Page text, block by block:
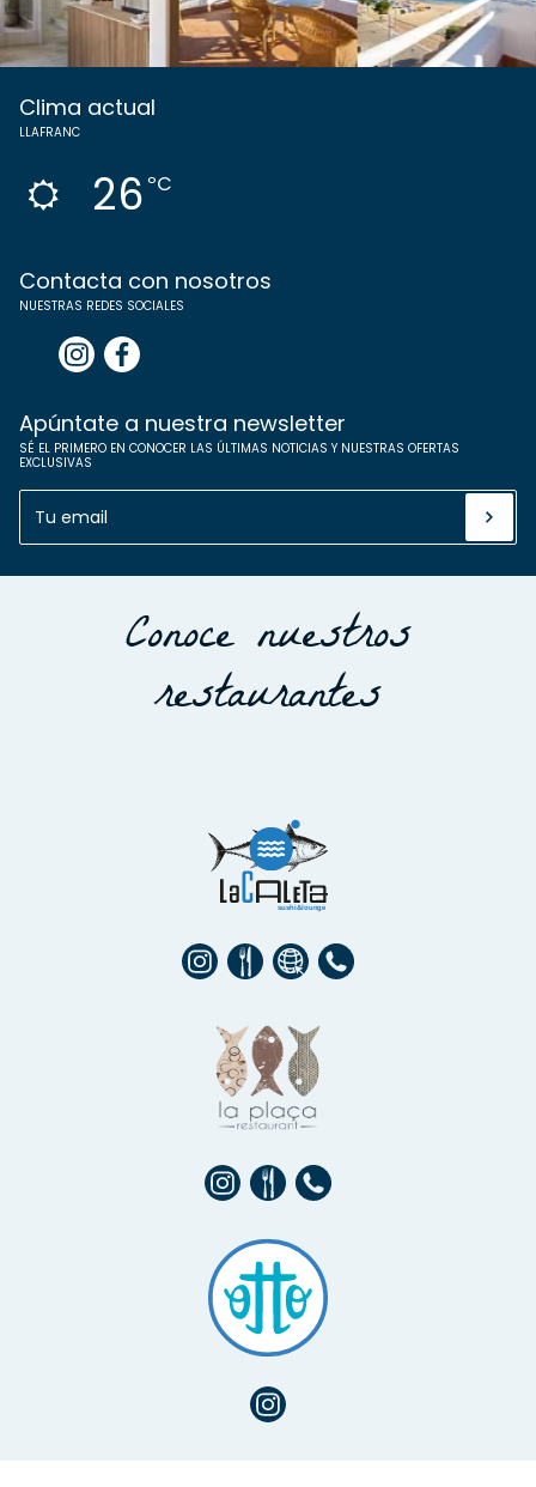
Clima actual
LLAFRANC
26ºC
Contacta con nosotros
NUESTRAS REDES SOCIALES
Apúntate a nuestra newsletter
SÉ EL PRIMERO EN CONOCER LAS ÚLTIMAS NOTICIAS Y NUESTRAS OFERTAS
EXCLUSIVAS
Conoce nuestros
restaurantes